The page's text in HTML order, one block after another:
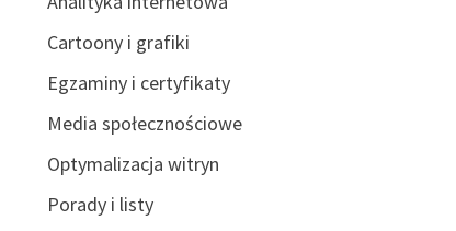
Cartoony i grafiki
Egzaminy i certyfikaty
Media społecznościowe
Optymalizacja witryn
Porady i listy